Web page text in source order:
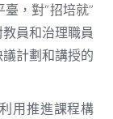
，對“招培就”
員和治理職員
計劃和講授的
用推進課程構